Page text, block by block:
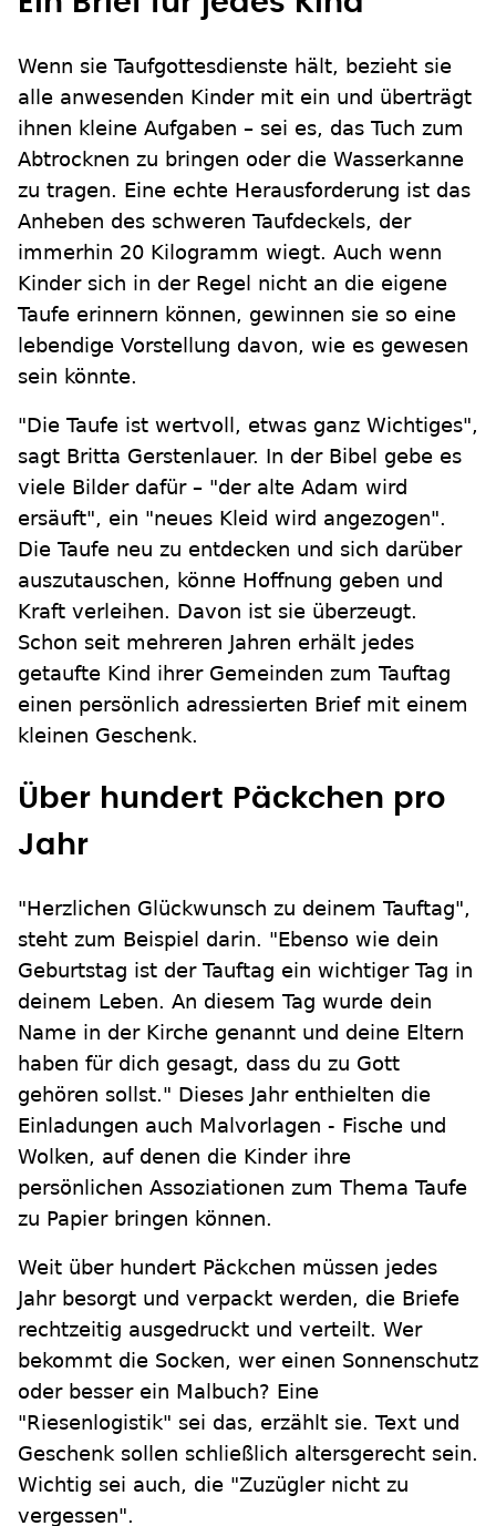
Wenn sie Taufgottesdienste hält, bezieht sie
alle anwesenden Kinder mit ein und überträgt
ihnen kleine Aufgaben – sei es, das Tuch zum
Abtrocknen zu bringen oder die Wasserkanne
zu tragen. Eine echte Herausforderung ist das
Anheben des schweren Taufdeckels, der
immerhin 20 Kilogramm wiegt. Auch wenn
Kinder sich in der Regel nicht an die eigene
Taufe erinnern können, gewinnen sie so eine
lebendige Vorstellung davon, wie es gewesen
sein könnte.
"Die Taufe ist wertvoll, etwas ganz Wichtiges",
sagt Britta Gerstenlauer. In der Bibel gebe es
viele Bilder dafür – "der alte Adam wird
ersäuft", ein "neues Kleid wird angezogen".
Die Taufe neu zu entdecken und sich darüber
auszutauschen, könne Hoffnung geben und
Kraft verleihen. Davon ist sie überzeugt.
Schon seit mehreren Jahren erhält jedes
getaufte Kind ihrer Gemeinden zum Tauftag
einen persönlich adressierten Brief mit einem
kleinen Geschenk.
Über hundert Päckchen pro
Jahr
"Herzlichen Glückwunsch zu deinem Tauftag",
steht zum Beispiel darin. "Ebenso wie dein
Geburtstag ist der Tauftag ein wichtiger Tag in
deinem Leben. An diesem Tag wurde dein
Name in der Kirche genannt und deine Eltern
haben für dich gesagt, dass du zu Gott
gehören sollst." Dieses Jahr enthielten die
Einladungen auch Malvorlagen - Fische und
Wolken, auf denen die Kinder ihre
persönlichen Assoziationen zum Thema Taufe
zu Papier bringen können.
Weit über hundert Päckchen müssen jedes
Jahr besorgt und verpackt werden, die Briefe
rechtzeitig ausgedruckt und verteilt. Wer
bekommt die Socken, wer einen Sonnenschutz
oder besser ein Malbuch? Eine
"Riesenlogistik" sei das, erzählt sie. Text und
Geschenk sollen schließlich altersgerecht sein.
Wichtig sei auch, die "Zuzügler nicht zu
vergessen".